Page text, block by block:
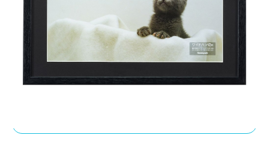
です。
メーカー希望小売価格：
¥3,060
シンプルな形状の写真額はリビングにも子供部屋にも相性良し。
写真が映えるマット付き写真サイズに合わせて選べます。